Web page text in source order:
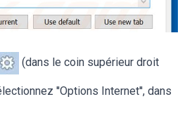
(dans le coin supérieur droit
''Options Internet'', dans